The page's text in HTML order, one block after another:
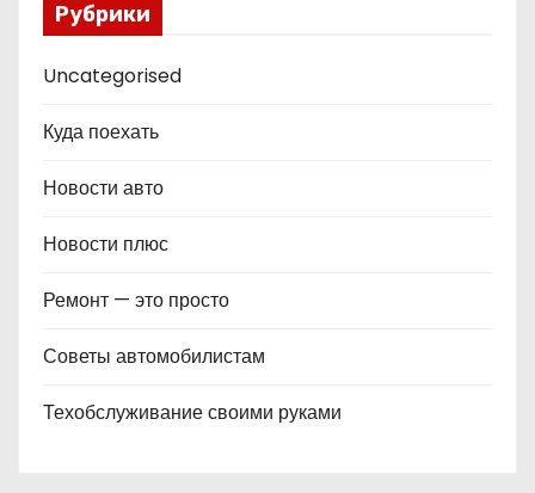
Рубрики
Uncategorised
Куда поехать
Новости авто
Новости плюс
Ремонт — это просто
Советы автомобилистам
Техобслуживание своими руками